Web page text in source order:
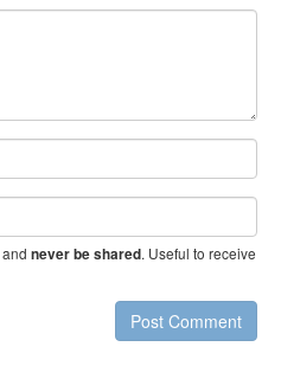
and never be shared. Useful to receive
Post Comment